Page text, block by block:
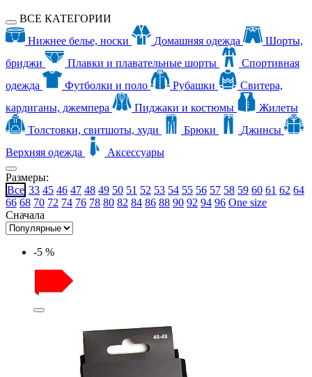
ВСЕ КАТЕГОРИИ
Нижнее белье, носки
Домашняя одежда
Шорты,
бриджи
Плавки и плавательные шорты
Спортивная
одежда
Футболки и поло Рубашки
Свитера,
кардиганы, джемпера
Пиджаки и костюмы
Жилеты
Толстовки, свитшоты, худи
Брюки
Джинсы
Верхняя одежда
Аксессуары
Размеры:
Все 33 45 46 47 48 49 50 51 52 53 54 55 56 57 58 59 60 61 62 64
66 68 70 72 74 76 78 80 82 84 86 88 90 92 94 96 One size
Сначала
-5 %